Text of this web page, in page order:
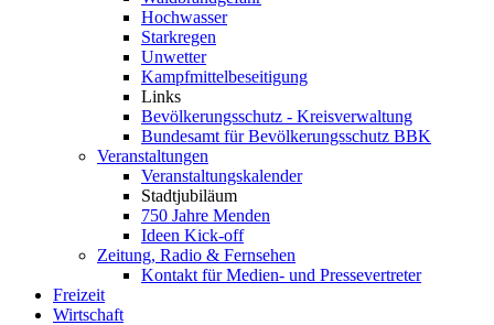
Hochwasser
Starkregen
Unwetter
Kampfmittelbeseitigung
Links
Bevölkerungsschutz - Kreisverwaltung
Bundesamt für Bevölkerungsschutz BBK
Veranstaltungen
Veranstaltungskalender
Stadtjubiläum
750 Jahre Menden
Ideen Kick-off
Zeitung, Radio & Fernsehen
Kontakt für Medien- und Pressevertreter
Freizeit
Wirtschaft